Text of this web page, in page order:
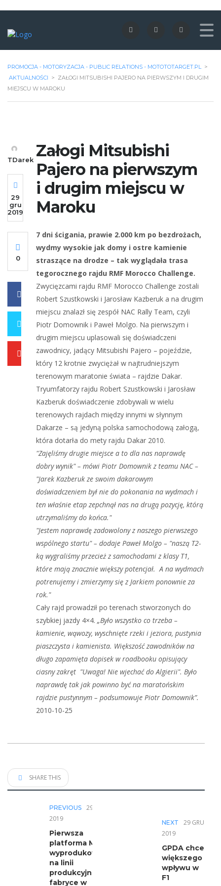
PROMOCJA - MOTORYZACJA - PUBLIC RELATIONS - MOTOTOTARGET.PL >
AKTUALNOŚCI > ZAŁOGI MITSUBISHI PAJERO NA PIERWSZYM I DRUGIM
MIEJSCU W MAROKU
TDarek
29
gru
2019
0
Załogi Mitsubishi
Pajero na pierwszym
i drugim miejscu w
Maroku
7 dni ścigania, prawie 2.000 km po bezdrożach,
wydmy wysokie jak domy i ostre kamienie
straszące na drodze – tak wyglądała trasa
tegorocznego rajdu RMF Morocco Challenge.
Zwycięzcami rajdu RMF Morocco Challenge zostali
Robert Szustkowski i Jarosław Kazberuk a na drugim
miejscu znalazł się zespół NAC Rally Team, czyli
Piotr Domownik i Paweł Molgo. Na pierwszym i
drugim miejscu uplasowali się doświadczeni
zawodnicy, jadący Mitsubishi Pajero – pojeździe,
który 12 krotnie zwyciężał w najtrudniejszym
terenowym maratonie świata – rajdzie Dakar.
Tryumfatorzy rajdu Robert Szustkowski i Jarosław
Kazberuk doświadczenie zdobywali w wielu
terenowych rajdach między innymi w słynnym
Dakarze – są jedyną polska samochodową załogą,
która dotarła do mety rajdu Dakar 2010.
"Zajęliśmy drugie miejsce a to dla nas naprawdę
dobry wynik" – mówi Piotr Domownik z teamu NAC –
"Jarek Kazberuk ze swoim dakarowym
doświadczeniem był nie do pokonania na wydmach i
ten właśnie etap zepchnął nas na drugą pozycję, którą
utrzymaliśmy do końca."
"Jestem naprawdę zadowolony z naszego pierwszego
wspólnego startu" – dodaje Paweł Molgo – "naszą T2-
ką wygraliśmy przecież z samochodami z klasy T1,
które mają znacznie większy potencjał. A na wydmach
potrenujemy i zmierzymy się z Jarkiem ponownie za
rok."
Cały rajd prowadził po terenach stworzonych do
szybkiej jazdy 4×4.„Było wszystko co trzeba –
kamienie, wąwozy, wyschnięte rzeki i jeziora, pustynia
piaszczysta i kamienista. Większość zawodników na
długo zapamięta dopisek w roadbooku opisujący
ciasny zakręt "Uwaga! Nie wjechać do Algierii". Było
naprawdę tak jak powinno być na maratońskim
rajdzie pustynnym – podsumowuje Piotr Domownik”.
2010-10-25
SHARE THIS
PREVIOUS
29 GRU
2019
Pierwsza
platforma MQB
wyprodukowana
na linii
produkcyjnej w
fabryce w
NEXT
29 GRU
2019
GPDA chce
większego
wpływu w
F1